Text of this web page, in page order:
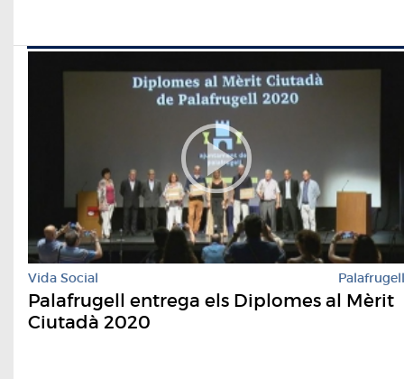
Vida Social Palafrugell
Palafrugell entrega els Diplomes al Mèrit
Ciutadà 2020